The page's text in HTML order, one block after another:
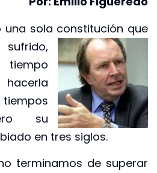
una sola constitución que
su
en tres siglos.
terminamos de superar